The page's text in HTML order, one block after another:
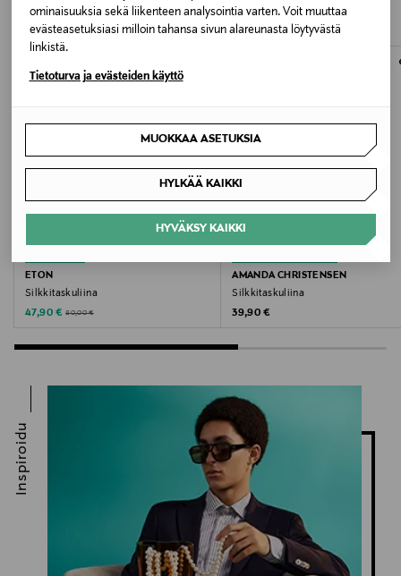
ominaisuuksia sekä liikenteen analysointia varten. Voit muuttaa
evästeasetuksiasi milloin tahansa sivun alareunasta löytyvästä
linkistä.
Tietoturva ja evästeiden käyttö
MUOKKAA ASETUKSIA
HYLKÄÄ KAIKKI
HYVÄKSY KAIKKI
TIGER OF SWEDEN FINLAND OY
customercare@tigerofsweden.se
Avainsanat
Tiger of Sweden, taskuliina, asuste, silkki, miesten
asuste, miesten taskuliina
TUOTTEITA
ETON
Silkkitaskuliina
Discounted Price
47,90 € Original Price
80,00 €
AMANDA CHRISTENSEN
Silkkitaskuliina
Original Price
39,90 €
Inspiroidu